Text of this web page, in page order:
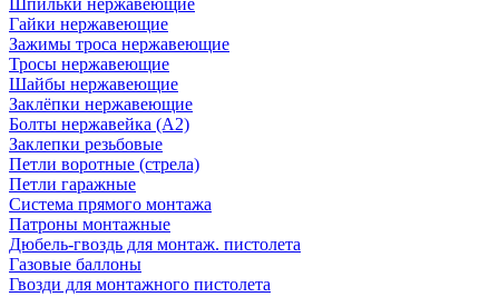
Шпильки нержавеющие
Гайки нержавеющие
Зажимы троса нержавеющие
Тросы нержавеющие
Шайбы нержавеющие
Заклёпки нержавеющие
Болты нержавейка (А2)
Заклепки резьбовые
Петли воротные (стрела)
Петли гаражные
Система прямого монтажа
Патроны монтажные
Дюбель-гвоздь для монтаж. пистолета
Газовые баллоны
Гвозди для монтажного пистолета